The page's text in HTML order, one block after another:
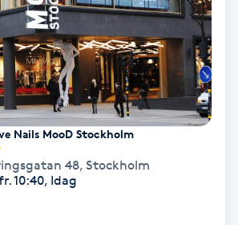
Nails MooD Stockholm
48, Stockholm
10:40, Idag